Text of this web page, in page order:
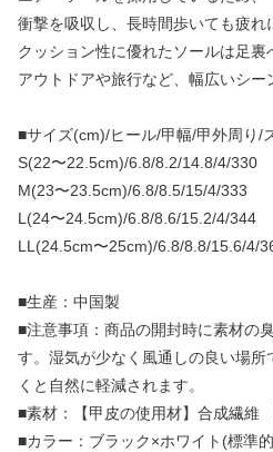
衝撃を吸収し、長時間歩いても疲れ
クッション性に優れたソールは足裏
アウトドアや旅行など、幅広いシー
■サイズ(cm)/ヒール/甲幅/甲外周り/
S(22〜22.5cm)/6.8/8.2/14.8/4/330
M(23〜23.5cm)/6.8/8.5/15/4/333
L(24〜24.5cm)/6.8/8.6/15.2/4/344
LL(24.5cm〜25cm)/6.8/8.8/15.6/4/
■生産：中国製
■注意事項：商品の開封時に素材の
す。湿気が少なく風通しの良い場
くと自然に軽減されます。
■素材：【甲皮の使用材】合成繊維
■カラー：ブラック×ホワイト(標準